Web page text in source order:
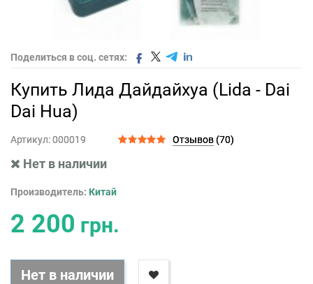
Поделиться в соц. сетях:
Купить Лида Дайдайхуа (Lida - Dai
Dai Hua)
Артикул:000019 Отзывов(70)
Нет в наличии
Производитель: Китай
2 200 грн.
Нет в наличии